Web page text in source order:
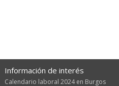
Información de interés
Calendario laboral 2024 en Burgos